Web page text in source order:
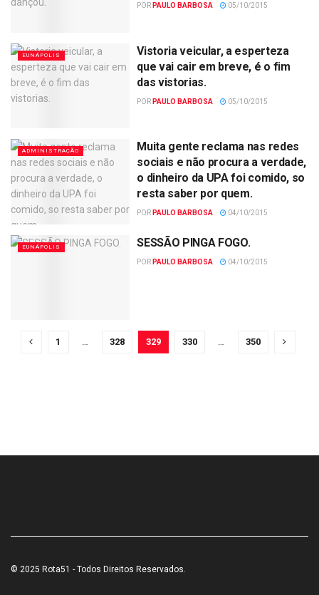
POR PAULO BARBOSA 05/10/2015
EUNÁPOLIS
Vistoria veicular, a esperteza
que vai cair em breve, é o fim
das vistorias.
POR PAULO BARBOSA 05/10/2015
ADMINISTRAÇÃO
Muita gente reclama nas redes
sociais e não procura a verdade,
o dinheiro da UPA foi comido, so
resta saber por quem.
POR PAULO BARBOSA 04/10/2015
EUNÁPOLIS SESSÃO PINGA FOGO.
POR PAULO BARBOSA 04/10/2015
1 … 328 329 330 … 350
© 2025 Rota51 - Todos Direitos Reservados.